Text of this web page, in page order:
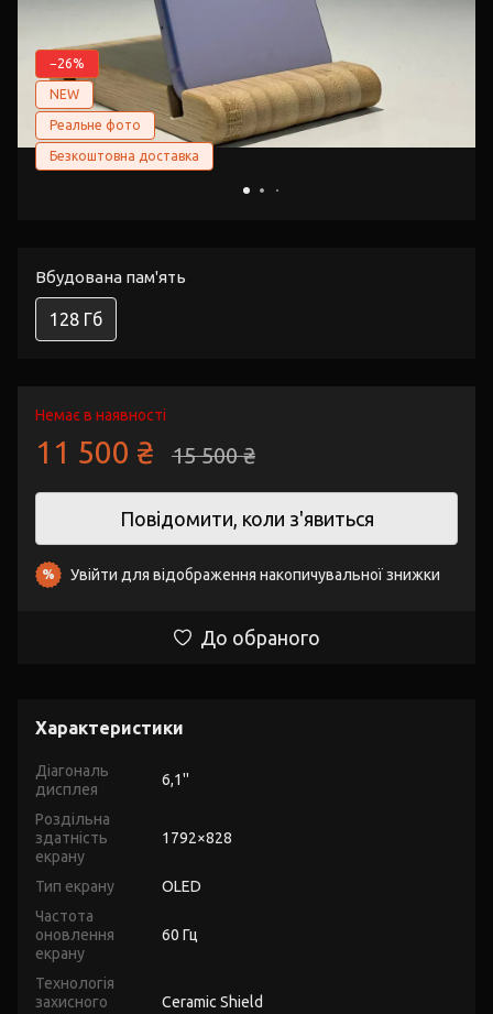
−26%
NEW
Реальне фото
Безкоштовна доставка
Вбудована пам'ять
128 Гб
Немає в наявності
11 500 ₴ 15 500 ₴
Повідомити, коли з'явиться
% Увійти для відображення накопичувальної знижки
До обраного
Характеристики
Діагональ
дисплея
6,1''
Роздільна
здатність
екрану
1792×828
Тип екрану
OLED
Частота
оновлення
екрану
60 Гц
Технологія
захисного
Ceramic Shield